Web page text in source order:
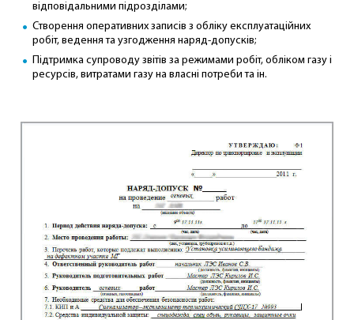
відповідальними підрозділами;
Створення оперативних записів з обліку експлуатаційних
робіт, ведення та узгодження наряд-допусків;
Підтримка супроводу звітів за режимами робіт, обліком газу і
ресурсів, витратами газу на власні потреби та ін.